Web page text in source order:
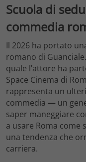
Scuola di
commedia
Il 2026 ha portato
romano di
quale l’attore ha
Space Cinema di
rappresenta un
commedia — un
saper maneggiare
a usare Roma come
una tendenza che
carriera.